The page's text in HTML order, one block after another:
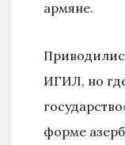
армяне.
ИГИЛ, но
форме